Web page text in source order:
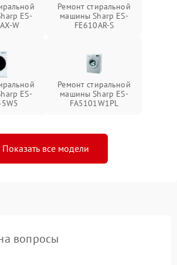
ES-
W
Ремонт стиральной
машины Sharp ES-
FE610AR-S
ES-
Ремонт стиральной
машины Sharp ES-
FA5101W1PL
Показать все модели
вопросы